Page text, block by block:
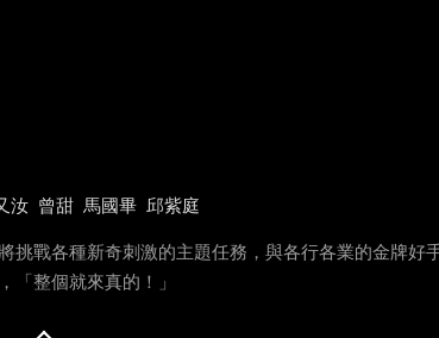
汝 曾甜 馬國畢 邱紫庭
戰各種新奇刺激的主題任務，與各行各業的金牌好
「整個就來真的！」